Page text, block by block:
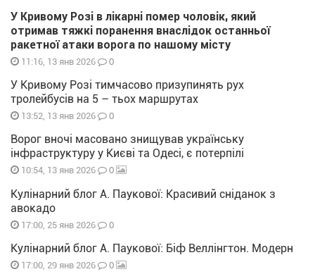
У Кривому Розі в лікарні помер чоловік, який
отримав тяжкі поранення внаслідок останньої
ракетної атаки ворога по нашому місту
11:16, 13 янв 2026 0
У Кривому Розі тимчасово призупинять рух
тролейбусів на 5 – тьох маршрутах
13:52, 13 янв 2026 0
Ворог вночі масовано знищував українську
інфраструктуру у Києві та Одесі, є потерпілі
10:54, 13 янв 2026 0
Кулінарний блог А. Паукової: Красивий сніданок з
авокадо
17:00, 25 янв 2026 0
Кулінарний блог А. Паукової: Біф Веллінгтон. Модерн
17:00, 29 янв 2026 0